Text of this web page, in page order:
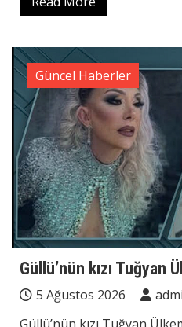
Güncel Haberler
Güllü’nün kızı Tuğyan
5 Ağustos 2026